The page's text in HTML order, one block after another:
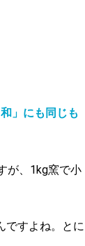
」にも同じも
が、1kg窯で小
ですよね。とに